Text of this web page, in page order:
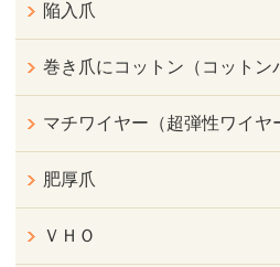
陥入爪
巻き爪にコットン（コットン
マチワイヤー（超弾性ワイヤ
肥厚爪
ＶＨＯ